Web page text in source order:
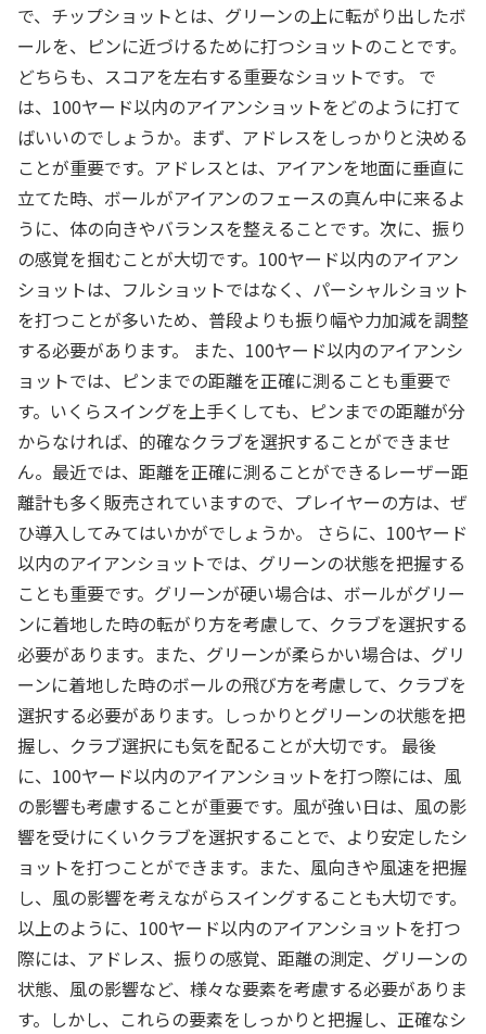
で、チップショットとは、グリーンの上に転がり出したボ
ールを、ピンに近づけるために打つショットのことです。
どちらも、スコアを左右する重要なショットです。 で
は、100ヤード以内のアイアンショットをどのように打て
ばいいのでしょうか。まず、アドレスをしっかりと決める
ことが重要です。アドレスとは、アイアンを地面に垂直に
立てた時、ボールがアイアンのフェースの真ん中に来るよ
うに、体の向きやバランスを整えることです。次に、振り
の感覚を掴むことが大切です。100ヤード以内のアイアン
ショットは、フルショットではなく、パーシャルショット
を打つことが多いため、普段よりも振り幅や力加減を調整
する必要があります。 また、100ヤード以内のアイアンシ
ョットでは、ピンまでの距離を正確に測ることも重要で
す。いくらスイングを上手くしても、ピンまでの距離が分
からなければ、的確なクラブを選択することができませ
ん。最近では、距離を正確に測ることができるレーザー距
離計も多く販売されていますので、プレイヤーの方は、ぜ
ひ導入してみてはいかがでしょうか。 さらに、100ヤード
以内のアイアンショットでは、グリーンの状態を把握する
ことも重要です。グリーンが硬い場合は、ボールがグリー
ンに着地した時の転がり方を考慮して、クラブを選択する
必要があります。また、グリーンが柔らかい場合は、グリ
ーンに着地した時のボールの飛び方を考慮して、クラブを
選択する必要があります。しっかりとグリーンの状態を把
握し、クラブ選択にも気を配ることが大切です。 最後
に、100ヤード以内のアイアンショットを打つ際には、風
の影響も考慮することが重要です。風が強い日は、風の影
響を受けにくいクラブを選択することで、より安定したシ
ョットを打つことができます。また、風向きや風速を把握
し、風の影響を考えながらスイングすることも大切です。
以上のように、100ヤード以内のアイアンショットを打つ
際には、アドレス、振りの感覚、距離の測定、グリーンの
状態、風の影響など、様々な要素を考慮する必要がありま
す。しかし、これらの要素をしっかりと把握し、正確なシ